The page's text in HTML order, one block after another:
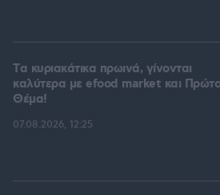
Tα κυριακάτικα πρωινά, γίνονται
καλύτερα με efood market και Πρώτο
Θέμα!
07.08.2026, 12:25